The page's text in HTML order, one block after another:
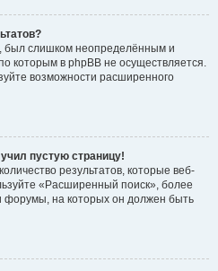
был слишком неопределённым и
которым в phpBB не осуществляется.
возможности расширенного
пустую страницу!
результатов, которые веб-
«Расширенный поиск», более
форумы, на которых он должен быть